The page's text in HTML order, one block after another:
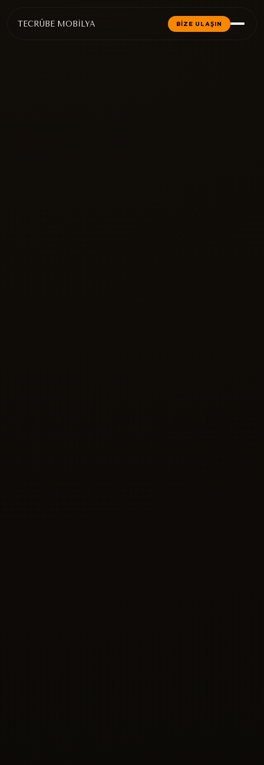
TECRÜBE MOBİLYA BİZE ULAŞIN